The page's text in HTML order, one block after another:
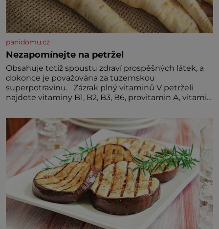
panidomu.cz
Nezapomínejte na petržel
Obsahuje totiž spoustu zdraví prospěšných látek, a
dokonce je považována za tuzemskou
superpotravinu. Zázrak plný vitaminů V petrželi
najdete vitaminy B1, B2, B3, B6, provitamin A, vitamin
dokonce třikrát více než pomeranč, v kořeni je také,
ale je ho desetkrát méně), a kyselinu listovou. Ale